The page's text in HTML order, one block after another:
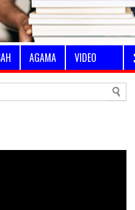
AGAMA VIDEO